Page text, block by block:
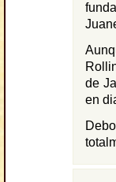
de
en